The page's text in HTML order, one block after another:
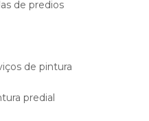
de predios
de pintura
predial